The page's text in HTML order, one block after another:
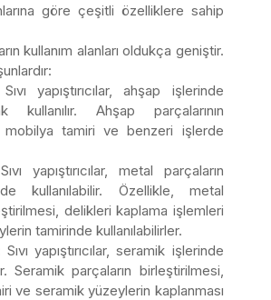
göre çeşitli özelliklere sahip
kullanım alanları oldukça geniştir.
yapıştırıcılar, ahşap işlerinde
kullanılır. Ahşap parçalarının
mobilya tamiri ve benzeri işlerde
yapıştırıcılar, metal parçaların
kullanılabilir. Özellikle, metal
delikleri kaplama işlemleri
tamirinde kullanılabilirler.
yapıştırıcılar, seramik işlerinde
Seramik parçaların birleştirilmesi,
ve seramik yüzeylerin kaplanması